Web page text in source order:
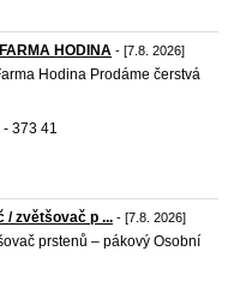
HODINA - [7.8. 2026]
Hodina Prodáme čerstvá
373 41
/ zvětšovač p ... - [7.8. 2026]
prstenů – pákový Osobní